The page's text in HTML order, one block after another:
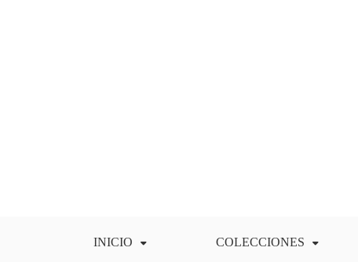
INICIO COLECCIONES